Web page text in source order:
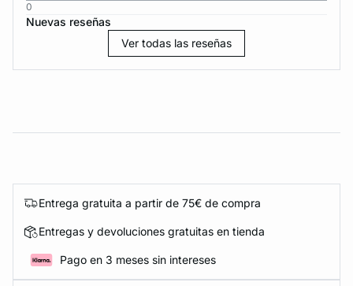
0
Nuevas reseñas
Ver todas las reseñas
Entrega gratuita a partir de 75€ de compra
Entregas y devoluciones gratuitas en tienda
Pago en 3 meses sin intereses